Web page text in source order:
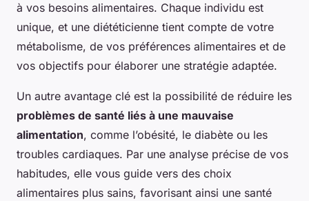
à vos besoins alimentaires. Chaque individu est
unique, et une diététicienne tient compte de votre
métabolisme, de vos préférences alimentaires et de
vos objectifs pour élaborer une stratégie adaptée.
Un autre avantage clé est la possibilité de réduire les
problèmes de santé liés à une mauvaise
alimentation, comme l’obésité, le diabète ou les
troubles cardiaques. Par une analyse précise de vos
habitudes, elle vous guide vers des choix
alimentaires plus sains, favorisant ainsi une santé